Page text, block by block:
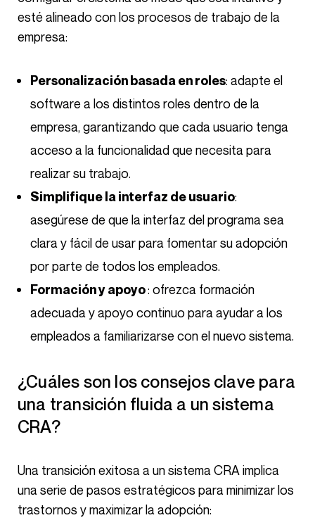
esté alineado con los procesos de trabajo de la
empresa:
Personalización basada en roles: adapte el
software a los distintos roles dentro de la
empresa, garantizando que cada usuario tenga
acceso a la funcionalidad que necesita para
realizar su trabajo.
Simplifique la interfaz de usuario:
asegúrese de que la interfaz del programa sea
clara y fácil de usar para fomentar su adopción
por parte de todos los empleados.
Formación y apoyo: ofrezca formación
adecuada y apoyo continuo para ayudar a los
empleados a familiarizarse con el nuevo sistema.
¿Cuáles son los consejos clave para
una transición fluida a un sistema
CRA?
Una transición exitosa a un sistema CRA implica
una serie de pasos estratégicos para minimizar los
trastornos y maximizar la adopción: